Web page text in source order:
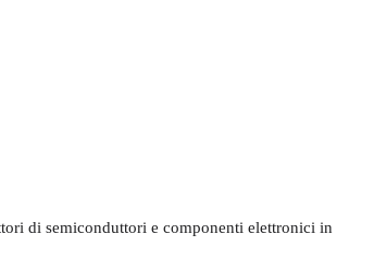
di semiconduttori e componenti elettronici in